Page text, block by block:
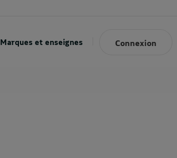
Marques et enseignes Connexion